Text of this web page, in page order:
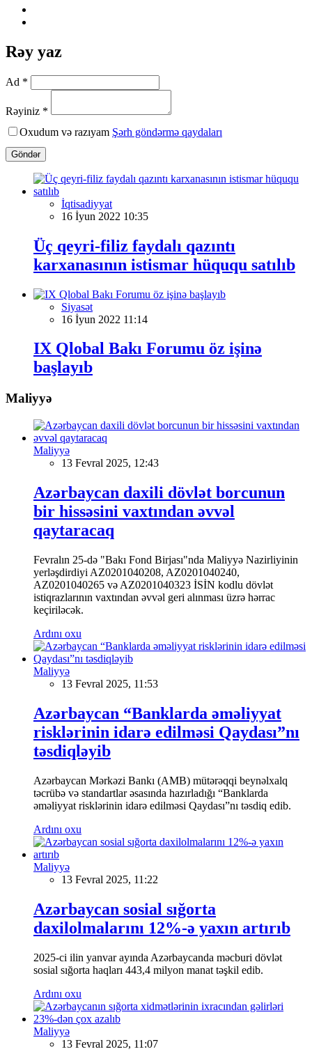
Rəy yaz
Ad *
Rəyiniz *
Oxudum və razıyam Şərh göndərmə qaydaları
Göndər
İqtisadiyyat
16 İyun 2022 10:35
Üç qeyri-filiz faydalı qazıntı
karxanasının istismar hüququ satılıb
Siyasət
16 İyun 2022 11:14
IX Qlobal Bakı Forumu öz işinə
başlayıb
Maliyyə
Maliyyə
13 Fevral 2025, 12:43
Azərbaycan daxili dövlət borcunun
bir hissəsini vaxtından əvvəl
qaytaracaq
Fevralın 25-də "Bakı Fond Birjası"nda Maliyyə Nazirliyinin
yerləşdirdiyi AZ0201040208, AZ0201040240,
AZ0201040265 və AZ0201040323 İSİN kodlu dövlət
istiqrazlarının vaxtından əvvəl geri alınması üzrə hərrac
keçiriləcək.
Ardını oxu
Maliyyə
13 Fevral 2025, 11:53
Azərbaycan “Banklarda əməliyyat
risklərinin idarə edilməsi Qaydası”nı
təsdiqləyib
Azərbaycan Mərkəzi Bankı (AMB) mütərəqqi beynəlxalq
təcrübə və standartlar əsasında hazırladığı “Banklarda
əməliyyat risklərinin idarə edilməsi Qaydası”nı təsdiq edib.
Ardını oxu
Maliyyə
13 Fevral 2025, 11:22
Azərbaycan sosial sığorta
daxilolmalarını 12%-ə yaxın artırıb
2025-ci ilin yanvar ayında Azərbaycanda məcburi dövlət
sosial sığorta haqları 443,4 milyon manat təşkil edib.
Ardını oxu
Maliyyə
13 Fevral 2025, 11:07